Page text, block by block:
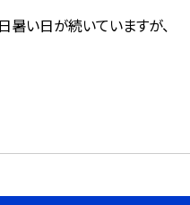
暑い日が続いていますが、